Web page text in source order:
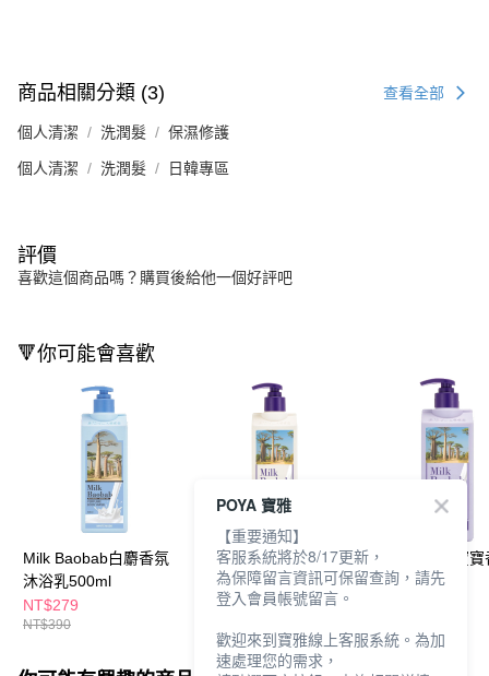
商品相關分類 (3) 查看全部
個人清潔 洗潤髮 保濕修護
個人清潔 洗潤髮 日韓專區
評價
喜歡這個商品嗎？購買後給他一個好評吧
🔻你可能會喜歡
Milk Baobab白麝香氛
沐浴乳500ml
NT$279
NT$390
Milk Baobab寶寶香護
髮乳500ml
NT$299
Milk Baobab寶寶
洗髮精500ml
POYA 寶雅
【重要通知】
客服系統將於8/17更新，
為保障留言資訊可保留查詢，請先
登入會員帳號留言。
歡迎來到寶雅線上客服系統。為加
速處理您的需求，